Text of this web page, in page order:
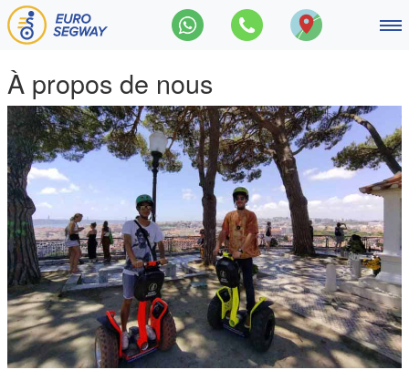
Main Navigation
Les incontournables du
Promenade de Lisbonne, 120
Visite en Segway du fleuve
Grand tour de Lisbonne, 180
Contact
À propos
Blog
À propos de nous